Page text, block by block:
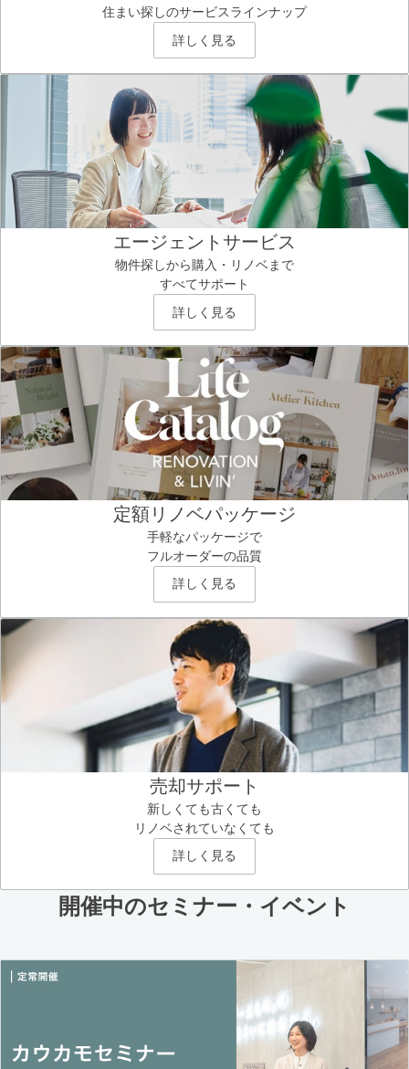
住まい探しのサービスラインナップ
詳しく見る
エージェントサービス
物件探しから購入・リノベまで
すべてサポート
詳しく見る
定額リノベパッケージ
手軽なパッケージで
フルオーダーの品質
詳しく見る
売却サポート
新しくても古くても
リノベされていなくても
詳しく見る
開催中のセミナー・イベント